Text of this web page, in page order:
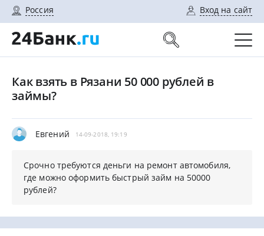
Россия Вход на сайт
Как взять в Рязани 50 000 рублей в
займы?
Евгений 14-09-2018, 19:19
Срочно требуются деньги на ремонт автомобиля,
где можно оформить быстрый займ на 50000
рублей?